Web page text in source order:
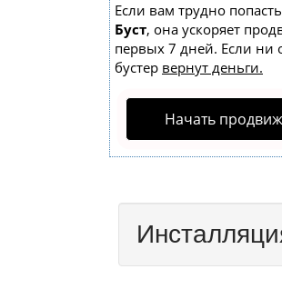
Если вам трудно
Буст, она ускоряет
первых 7 дней. Если ни
бустер вернут деньги.
Начать